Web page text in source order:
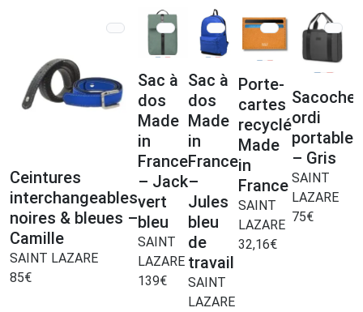
Ceintures
interchangeables
noires & bleues –
Camille
SAINT LAZARE
85€
Sac à
dos
Made
in
France
– Jack
vert
bleu
SAINT
LAZARE
139€
Sac à
dos
Made
in
France
–
Jules
bleu
de
travail
SAINT
LAZARE
Porte-
cartes
recyclé
Made
in
France
SAINT
LAZARE
32,16€
Sacoche
ordi
portable
– Gris
SAINT
LAZARE
75€